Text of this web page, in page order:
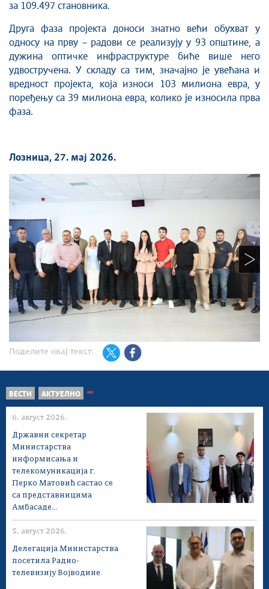
за 109.497 становника.
Друга фаза пројекта доноси знатно већи обухват у
односу на прву – радови се реализују у 93 општине, а
дужина оптичке инфраструктуре биће више него
удвостручена. У складу са тим, значајно је увећана и
вредност пројекта, која износи 103 милиона евра, у
поређењу са 39 милиона евра, колико је износила прва
фаза.
Лозница, 27. мај 2026.
Поделите овај текст:
ВЕСТИ АКТУЕЛНО
6. август 2026.
Државни секретар
Министарства
информисања и
телекомуникација г.
Перко Матовић састао се
са представницима
Амбасаде...
5. август 2026.
Делегација Министарства
посетила Радио-
телевизију Војводине